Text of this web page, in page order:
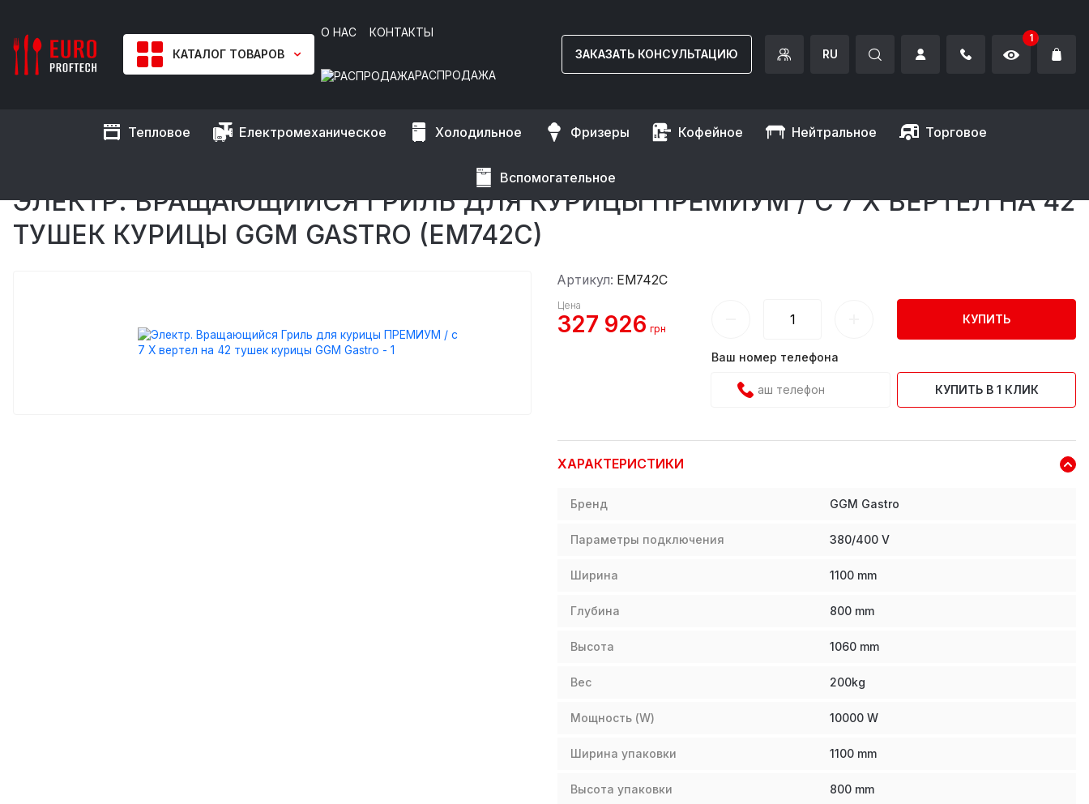
КАТАЛОГ ТОВАРОВ
О НАС КОНТАКТЫ
РАСПРОДАЖА
ЗАКАЗАТЬ КОНСУЛЬТАЦИЮ RU
1
Тепловое Електромеханическое Холодильное Фризеры Кофейное Нейтральное Торговое
Вспомогательное
ЭЛЕКТР. ВРАЩАЮЩИЙСЯ ГРИЛЬ ДЛЯ КУРИЦЫ ПРЕМИУМ / С 7 Х ВЕРТЕЛ НА 42
ТУШЕК КУРИЦЫ GGM GASTRO (EM742C)
Артикул: EM742C
Цена
327 926 грн
КУПИТЬ
Ваш номер телефона
КУПИТЬ В 1 КЛИК
ХАРАКТЕРИСТИКИ
Бренд GGM Gastro
Параметры подключения 380/400 V
Ширина 1100 mm
Глубина 800 mm
Высота 1060 mm
Вес 200kg
Мощность (W) 10000 W
Ширина упаковки 1100 mm
Высота упаковки 800 mm